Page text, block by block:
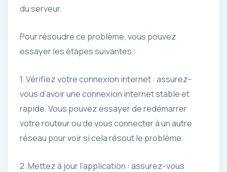
du serveur.
Pour résoudre ce problème, vous pouvez
essayer les étapes suivantes :
1. Vérifiez votre connexion internet : assurez-
vous d’avoir une connexion internet stable et
rapide. Vous pouvez essayer de redémarrer
votre routeur ou de vous connecter à un autre
réseau pour voir si cela résout le problème.
2. Mettez à jour l’application : assurez-vous